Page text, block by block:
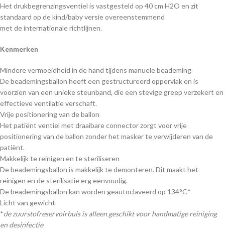
Het drukbegrenzingsventiel is vastgesteld op 40 cm H2O en zit
standaard op de kind/baby versie overeenstemmend
met de internationale richtlijnen.
Kenmerken
Mindere vermoeidheid in de hand tijdens manuele beademing
De beademingsballon heeft een gestructureerd oppervlak en is
voorzien van een unieke steunband, die een stevige greep verzekert en
effectieve ventilatie verschaft.
Vrije positionering van de ballon
Het patiënt ventiel met draaibare connector zorgt voor vrije
positionering van de ballon zonder het masker te verwijderen van de
patiënt.
Makkelijk te reinigen en te steriliseren
De beademingsballon is makkelijk te demonteren. Dit maakt het
reinigen en de sterilisatie erg eenvoudig.
De beademingsballon kan worden geautoclaveerd op 134°C*
Licht van gewicht
*de zuurstofreservoirbuis is alleen geschikt voor handmatige reiniging
en desinfectie